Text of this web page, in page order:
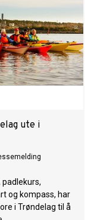
ute i
og kompass, har
i Trøndelag til å